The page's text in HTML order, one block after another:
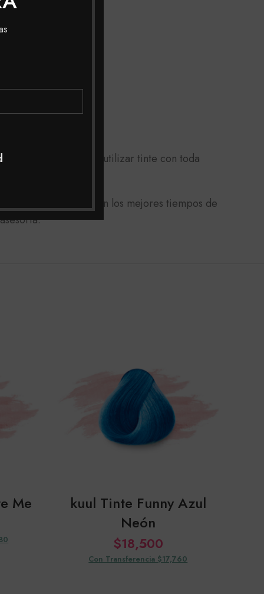
puedes utilizar tinte con toda
a toda Colombia con los mejores tiempos de
Me
kuul Tinte Funny Azul
Neón
$18,500
Con Transferencia $17,760